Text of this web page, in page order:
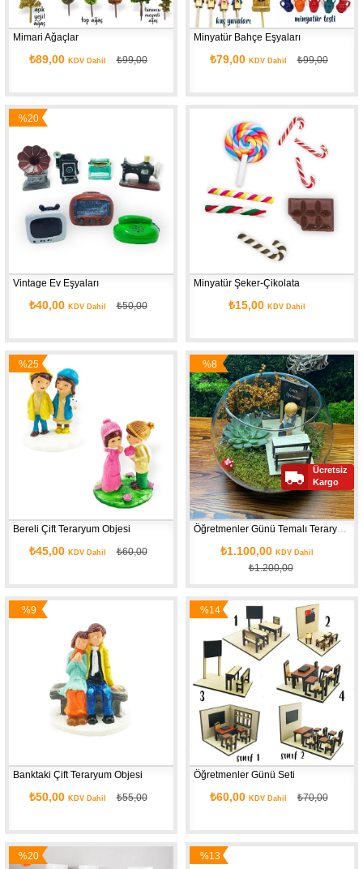
Mimari Ağaçlar
₺89,00 KDV Dahil ₺99,00
Minyatür Bahçe Eşyaları
₺79,00 KDV Dahil ₺99,00
Vintage Ev Eşyaları
₺40,00 KDV Dahil ₺50,00
%20
Minyatür Şeker-Çikolata
₺15,00 KDV Dahil
Bereli Çift Teraryum Objesi
₺45,00 KDV Dahil ₺60,00
%25
İndirim
Öğretmenler Günü Temalı Teraryum Kiti
₺1.100,00 KDV Dahil
₺1.200,00
%8
İndirim
Ücretsiz
Kargo
Banktaki Çift Teraryum Objesi
₺50,00 KDV Dahil ₺55,00
%9
Öğretmenler Günü Seti
₺60,00 KDV Dahil ₺70,00
%14
%20
%13